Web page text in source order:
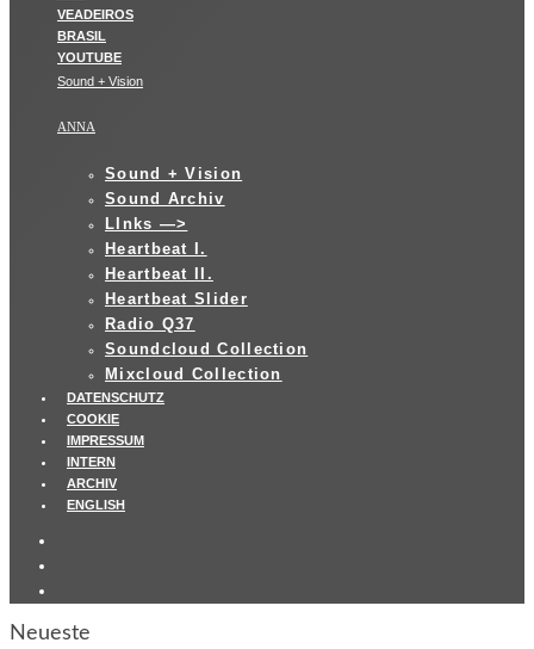
Sound + Vision
ANNA
Sound + Vision
Sound Archiv
LInks —>
Heartbeat I.
Heartbeat II.
Heartbeat Slider
Radio Q37
Soundcloud Collection
Mixcloud Collection
DATENSCHUTZ
COOKIE
IMPRESSUM
INTERN
ARCHIV
ENGLISH
Neueste